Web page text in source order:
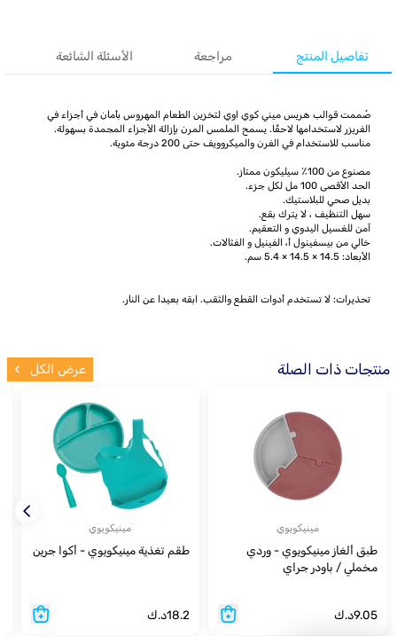
تفاصيل المنتج مراجعة الأسئلة الشائعة
صُممت قوالب هريس ميني كوي اوي لتخزين الطعام المهروس بأمان في أجزاء في
الفريزر لاستخدامها لاحقًا. يسمح الملمس المرن بإزالة الأجزاء المجمدة بسهولة.
مناسب للاستخدام في الفرن والميكروويف حتى 200 درجة مئوية.
مصنوع من 100٪ سيليكون ممتاز.
الحد الأقصى 100 مل لكل جزء.
بديل صحي للبلاستيك.
سهل التنظيف ، لا يترك بقع.
آمن للغسيل اليدوي و التعقيم.
خالي من بيسفينول أ، الفينيل و الفثالات.
الأبعاد: 14.5 × 14.5 × 5.4 سم.
تحذيرات: لا تستخدم أدوات القطع والثقب. ابقه بعيدا عن النار.
منتجات ذات الصلة عرض الكل
مينيكويوي
طبق ألغاز مينيكويوي - وردي
مخملي / باودر جراي
9.05د.ك
مينيكويوي
طقم تغذية مينيكويوي - أكوا جرين
18.2د.ك